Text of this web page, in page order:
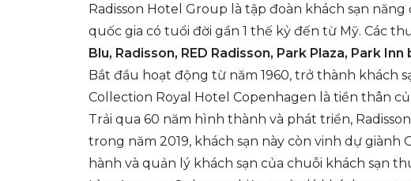
Radisson Hotel Group là tập đoàn khách sạn
quốc gia có tuổi đời gần 1 thế kỷ đến từ Mỹ. Các
Blu, Radisson, RED Radisson, Park Plaza, Park
Bắt đầu hoạt động từ năm 1960, trở thành khách
Collection Royal Hotel Copenhagen là tiền thân
Trải qua 60 năm hình thành và phát triển,
trong năm 2019, khách sạn này còn vinh dự
hành và quản lý khách sạn của chuỗi khách sạn